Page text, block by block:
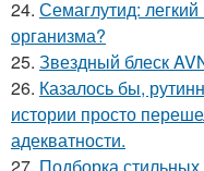
24. Семаглутид:
организма?
25. Звездный блеск
26. Казалось бы,
истории просто
адекватности.
27. Подборка стильных